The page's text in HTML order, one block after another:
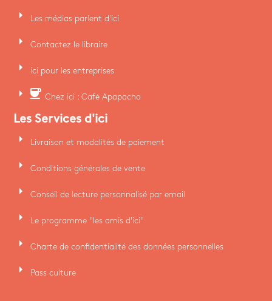
arrow_right Les médias parlent d'ici
arrow_right Contactez le libraire
arrow_right ici pour les entreprises
arrow_right coffee Chez ici : Café Apapacho
Les Services d'ici
arrow_right Livraison et modalités de paiement
arrow_right Conditions générales de vente
arrow_right Conseil de lecture personnalisé par email
arrow_right Le programme "les amis d'ici"
arrow_right Charte de confidentialité des données personnelles
arrow_right Pass culture